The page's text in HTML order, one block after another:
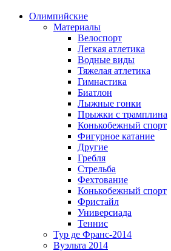
Олимпийские
Материалы
Велоспорт
Легкая атлетика
Водные виды
Тяжелая атлетика
Гимнастика
Биатлон
Лыжные гонки
Прыжки с трамплина
Конькобежный спорт
Фигурное катание
Другие
Гребля
Стрельба
Фехтование
Конькобежный спорт
Фристайл
Универсиада
Теннис
Тур де Франс-2014
Вуэльта 2014